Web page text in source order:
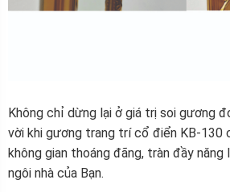
Không chỉ dừng lại ở giá trị soi gương
vời khi gương trang trí cổ điển KB-130
không gian thoáng đãng, tràn đầy năng
ngôi nhà của Bạn.